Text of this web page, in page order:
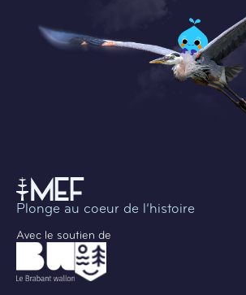
Plonge au coeur de l’histoire
Avec le soutien de